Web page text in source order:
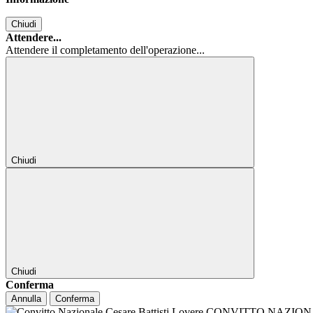
Chiudi
Attendere...
Attendere il completamento dell'operazione...
Chiudi
Chiudi
Conferma
Annulla Conferma